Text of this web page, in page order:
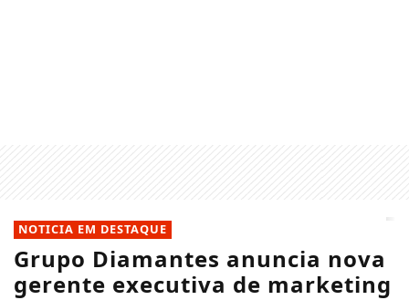
NOTICIA EM DESTAQUE
Grupo Diamantes anuncia nova
gerente executiva de marketing